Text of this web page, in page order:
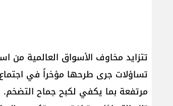
تتزايد مخاوف الأسواق العالمية من
تساؤلات جرى طرحها مؤخراً في اجتماع
مرتفعة بما يكفي لكبح جماح التضخم.